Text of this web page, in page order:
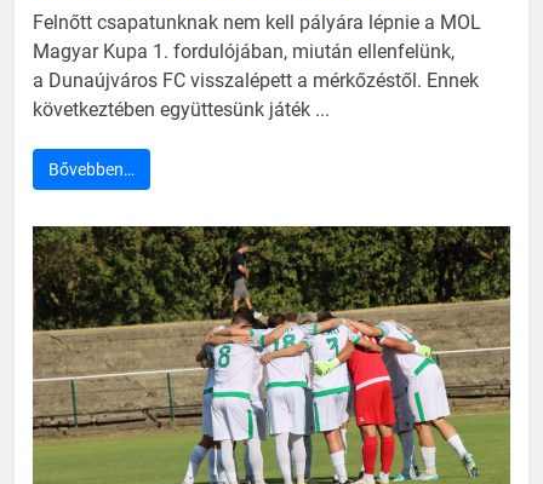
Felnőtt csapatunknak nem kell pályára lépnie a MOL
Magyar Kupa 1. fordulójában, miután ellenfelünk,
a Dunaújváros FC visszalépett a mérkőzéstől. Ennek
következtében együttesünk játék ...
Bővebben…